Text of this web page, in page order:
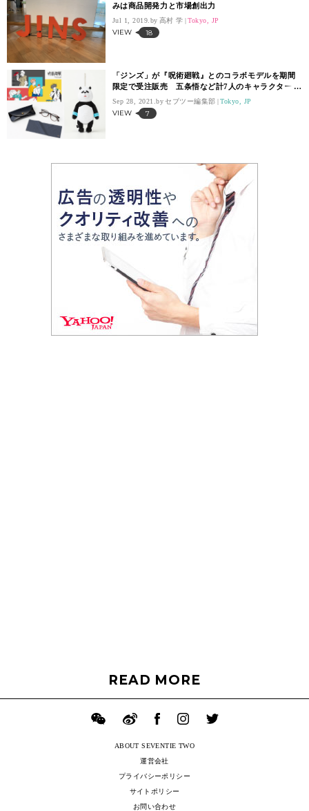
みは商品開発力と市場創出力
Jul 1, 2019. 高村 学 Tokyo, JP
VIEW 18
「ジンズ」が『呪術廻戦』とのコラボモデルを期間
限定で受注販売 五条悟など計7人のキャラクターが
メガネに
Sep 28, 2021. セブツー編集部 Tokyo, JP
VIEW 7
READ MORE
ABOUT SEVENTIE TWO
運営会社
プライバシーポリシー
サイトポリシー
お問い合わせ